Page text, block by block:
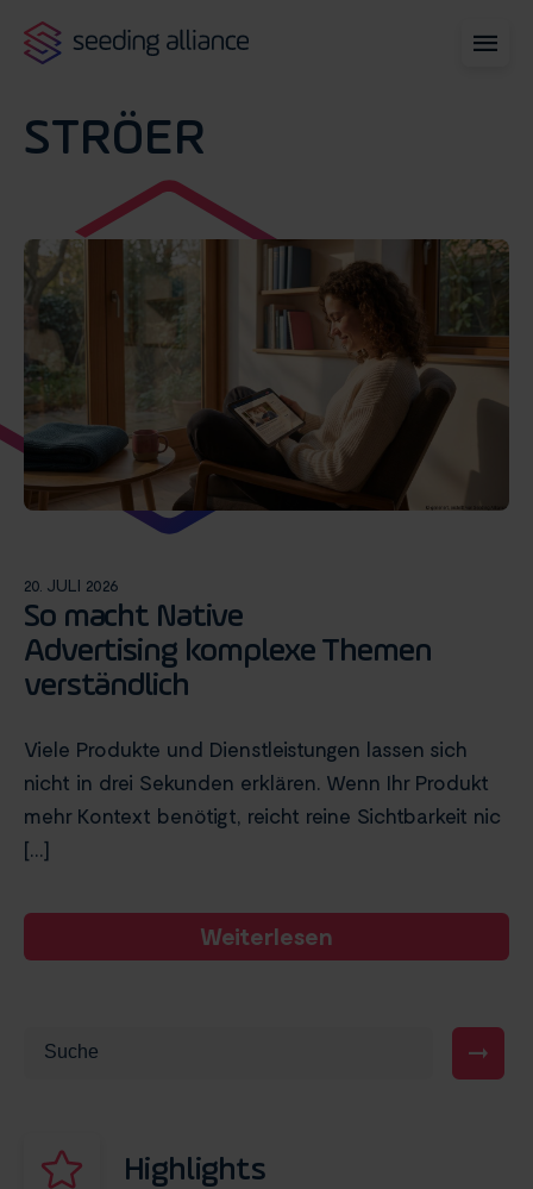
STRÖER
20. JULI 2026
So macht Native
Advertising komplexe Themen
verständlich
Viele Produkte und Dienstleistungen lassen sich
nicht in drei Sekunden erklären. Wenn Ihr Produkt
mehr Kontext benötigt, reicht reine Sichtbarkeit nic
[...]
Weiterlesen
Highlights